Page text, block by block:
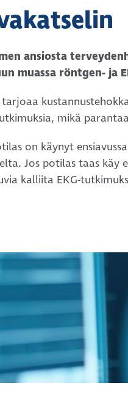
ansiosta
muassa röntgen- ja
tarjoaa
mikä
on käynyt
Jos potilas taas käy
kalliita EKG-